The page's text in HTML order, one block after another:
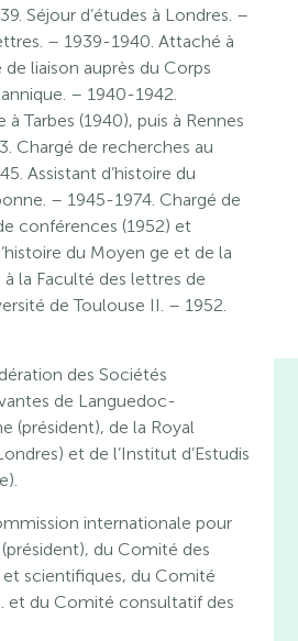
Séjour d’études à Londres. –
– 1939-1940. Attaché à
liaison auprès du Corps
– 1940-1942.
Tarbes (1940), puis à Rennes
Chargé de recherches au
Assistant d’histoire du
– 1945-1974. Chargé de
conférences (1952) et
du Moyen ge et de la
la Faculté des lettres de
de Toulouse II. – 1952.
des Sociétés
de Languedoc-
(président), de la Royal
et de l’Institut d’Estudis
internationale pour
du Comité des
et scientifiques, du Comité
et du Comité consultatif des